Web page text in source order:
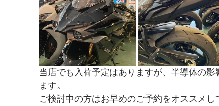
当店でも入荷予定はありますが、半導体の
ます。
ご検討中の方はお早めのご予約をオススメ